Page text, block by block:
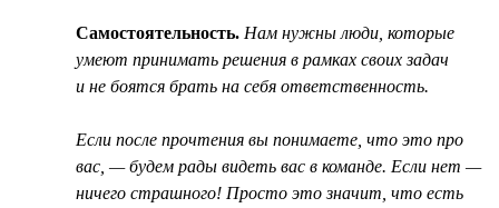
Самостоятельность. Нам нужны люди, которые
умеют принимать решения в рамках своих задач
и не боятся брать на себя ответственность.
Если после прочтения вы понимаете, что это про
вас, — будем рады видеть вас в команде. Если нет —
ничего страшного! Просто это значит, что есть